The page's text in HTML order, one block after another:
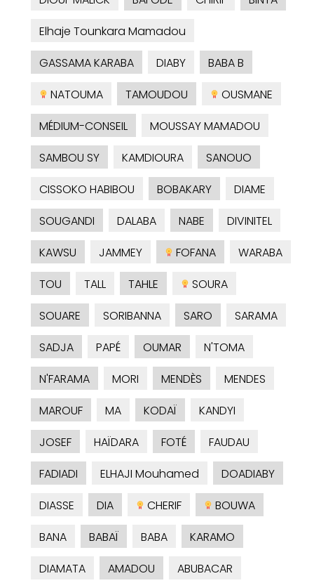
Elhaje Tounkara Mamadou
GASSAMA KARABA
DIABY
BABA B
NATOUMA
TAMOUDOU
OUSMANE
MÉDIUM-CONSEIL
MOUSSAY MAMADOU
SAMBOU SY
KAMDIOURA
SANOUO
CISSOKO HABIBOU
BOBAKARY
DIAME
SOUGANDI
DALABA NABE
DIVINITEL
KAWSU
JAMMEY FOFANA
WARABA
TOU
TALL TAHLE
SOURA
SOUARE
SORIBANNA SARO
SARAMA
SADJA
PAPÉ OUMAR
N'TOMA
N'FARAMA
MORI MENDÈS
MENDES
MAROUF
MA KODAÏ
KANDYI
JOSEF
HAÏDARA FOTÉ
FAUDAU
FADIADI
ELHAJI Mouhamed
DOADIABY
DIASSE
DIA CHERIF
BOUWA
BANA
BABAÏ BABA
KARAMO
DIAMATA
AMADOU
ABUBACAR